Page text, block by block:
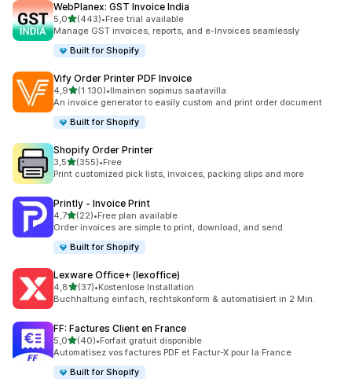
WebPlanex: GST Invoice India
5,0/ 5 tähteä
(443)
443 arvostelua yhteensä
•Free trial available
Manage GST invoices, reports, and e-Invoices seamlessly
Built for Shopify
Vify Order Printer PDF Invoice
4,9/ 5 tähteä
(1 130)
1130 arvostelua yhteensä
•Ilmainen sopimus saatavilla
An invoice generator to easily custom and print order document
Built for Shopify
Shopify Order Printer
3,5/ 5 tähteä
(355)
355 arvostelua yhteensä
•Free
Print customized pick lists, invoices, packing slips and more
Printly ‑ Invoice Print
4,7/ 5 tähteä
(22)
22 arvostelua yhteensä
•Free plan available
Order invoices are simple to print, download, and send.
Built for Shopify
Lexware Office+ (lexoffice)
4,8/ 5 tähteä
(37)
37 arvostelua yhteensä
•Kostenlose Installation
Buchhaltung einfach, rechtskonform & automatisiert in 2 Min.
FF: Factures Client en France
5,0/ 5 tähteä
(40)
40 arvostelua yhteensä
•Forfait gratuit disponible
Automatisez vos factures PDF et Factur-X pour la France
Built for Shopify